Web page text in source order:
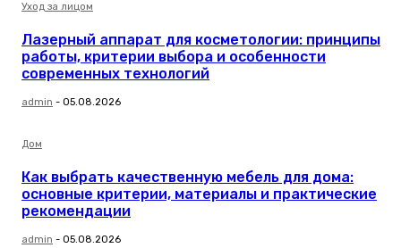
Уход за лицом
Лазерный аппарат для косметологии: принципы
работы, критерии выбора и особенности
современных технологий
admin - 05.08.2026
Дом
Как выбрать качественную мебель для дома:
основные критерии, материалы и практические
рекомендации
admin - 05.08.2026